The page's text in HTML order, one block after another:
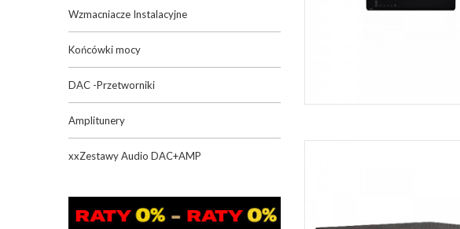
Wzmacniacze Instalacyjne
Końcówki mocy
DAC -Przetworniki
Amplitunery
xxZestawy Audio DAC+AMP